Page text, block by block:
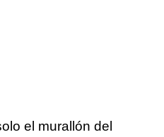
el murallón del